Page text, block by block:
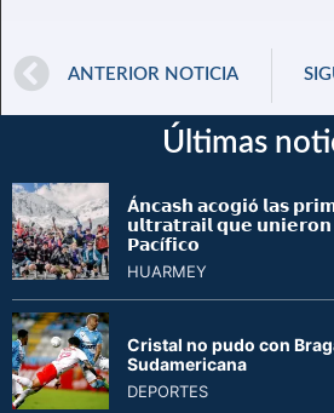
ANTERIOR NOTICIA
Últimas
Á𝗻𝗰𝗮𝘀𝗵 𝗮𝗰𝗼𝗴𝗶ó 𝗹𝗮𝘀
𝘂𝗹𝘁𝗿𝗮𝘁𝗿𝗮𝗶𝗹 𝗾𝘂𝗲
𝗣𝗮𝗰í𝗳𝗶𝗰𝗼
HUARMEY
Cristal no pudo con
Sudamericana
DEPORTES